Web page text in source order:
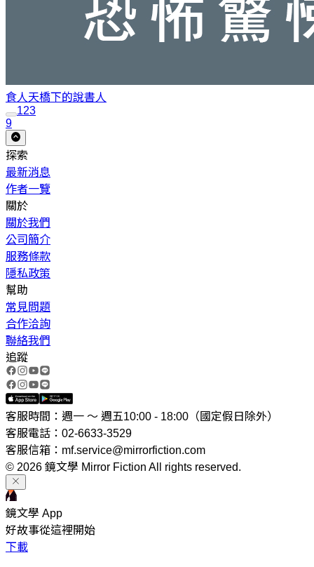
食人 天橋下的說書人
123
9
探索
最新消息
作者一覽
關於
關於我們
公司簡介
服務條款
隱私政策
幫助
常見問題
合作洽詢
聯絡我們
追蹤
客服時間：週一 ～ 週五10:00 - 18:00（國定假日除外）
客服電話：02-6633-3529
客服信箱：mf.service@mirrorfiction.com
© 2026 鏡文學 Mirror Fiction All rights reserved.
鏡文學 App
好故事從這裡開始
下載